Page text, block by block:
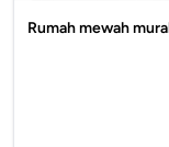
Rumah mewah